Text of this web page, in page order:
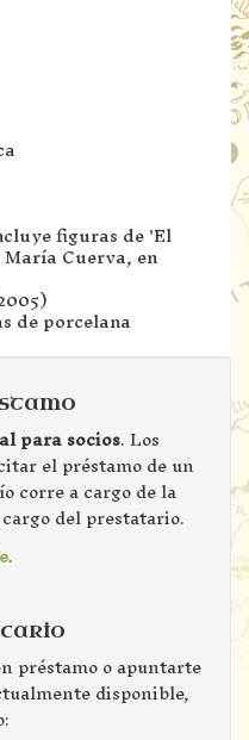
figuras de 'El
Cuerva, en
de porcelana
para socios. Los
el préstamo de un
corre a cargo de la
del prestatario.
.
préstamo o apuntarte
disponible,